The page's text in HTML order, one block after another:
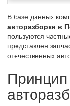
В базе данных
авторазборки в
пользуются
представлен
отечественных